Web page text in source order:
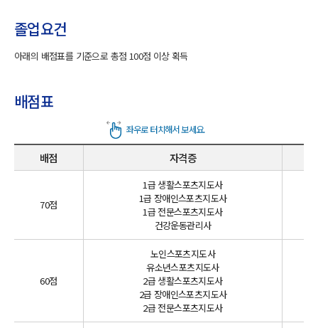
졸업요건
아래의 배점표를 기준으로 총점 100점 이상 획득
배점표
배점 자격증
70점
1급 생활스포츠지도사
1급 장애인스포츠지도사
1급 전문스포츠지도사
건강운동관리사
60점
노인스포츠지도사
유소년스포츠지도사
2급 생활스포츠지도사
2급 장애인스포츠지도사
2급 전문스포츠지도사